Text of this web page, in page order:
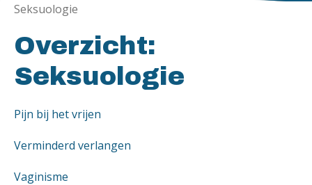
Seksuologie
Overzicht:
Seksuologie
Pijn bij het vrijen
Verminderd verlangen
Vaginisme